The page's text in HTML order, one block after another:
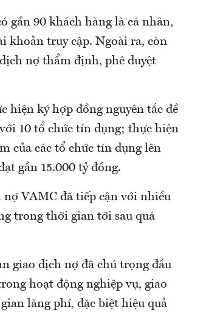
gần 90 khách hàng là cá nhân,
khoản truy cập. Ngoài ra, còn
nợ thẩm định, phê duyệt
hiện ký hợp đồng nguyên tắc đề
10 tổ chức tín dụng; thực hiện
của các tổ chức tín dụng lên
gần 15.000 tỷ đồng.
VAMC đã tiếp cận với nhiều
trong thời gian tới sau quá
giao dịch nợ đã chú trọng đầu
hoạt động nghiệp vụ, giao
lãng phí, đặc biệt hiệu quả